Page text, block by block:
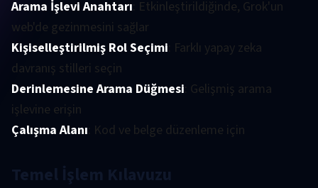
Arama İşlevi Anahtarı: Etkinleştirildiğinde, Grok'un
web'de gezinmesini sağlar
Kişiselleştirilmiş Rol Seçimi: Farklı yapay zeka
davranış stilleri seçin
Derinlemesine Arama Düğmesi: Gelişmiş arama
işlevine erişin
Çalışma Alanı: Kod ve belge düzenleme için
Temel İşlem Kılavuzu